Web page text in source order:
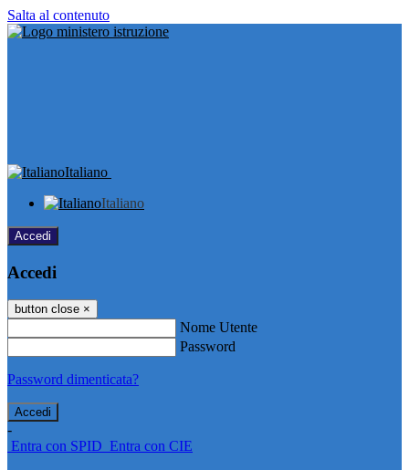
Salta al contenuto
Italiano
Italiano
Accedi
Accedi
button close ×
Nome Utente
Password
Password dimenticata?
-
Entra con SPID Entra con CIE